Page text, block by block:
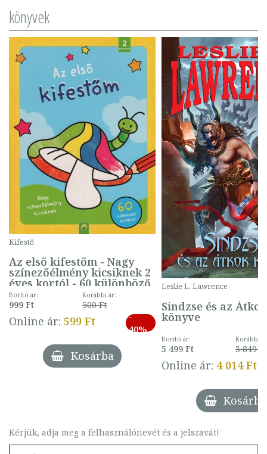
könyvek
Kifestő
Az első kifestőm - Nagy
színezőélmény kicsiknek 2
éves kortól - 60 különböző
mintával (gombás)
Borító ár:
999 Ft
Korábbi ár:
500 Ft
Online ár: 599 Ft
-
40%
Kosárba
Leslie L. Lawrence
Sindzse és az Átkok
könyve
Borító ár:
5 499 Ft
Korábbi
3 849 Ft
Online ár: 4 014 Ft
Kosárba
Kérjük, adja meg a felhasználónevét és a jelszavát!